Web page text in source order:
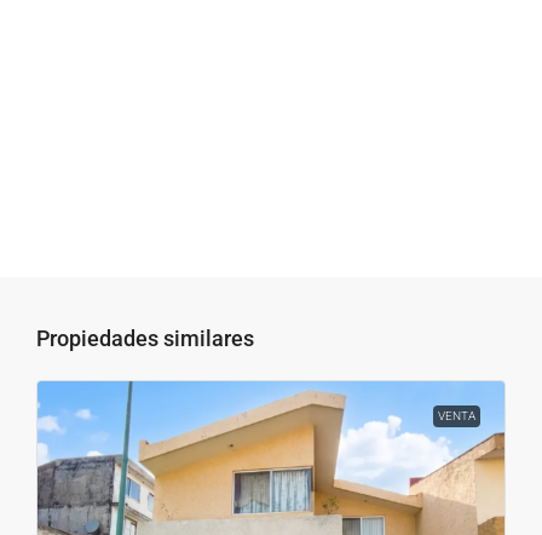
Propiedades similares
VENTA